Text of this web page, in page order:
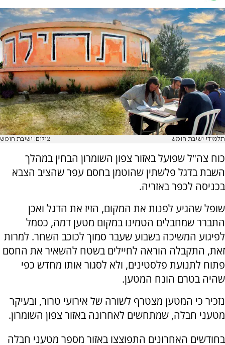
תלמידי ישיבת חומש צילום: ישיבת חומש
כוח צה"ל שפועל באזור צפון השומרון הבחין במהלך
השבת בדגל פלשתין שהוטמן בחסם עפר שהציב הצבא
בכניסה לכפר באזריה.
שופל שהגיע לפנות את המקום, הזיז את הדגל ואכן
התברר שמחבלים הטמינו במקום מטען דמה, כסמל
לפיגוע המשיכה בשבוע שעבר סמוך לכוכב השחר. למרות
זאת, התקבלה הוראה לחיילים בשטח להשאיר את החסם
פתוח לתנועת פלסטינים, ולא לסגור אותו מחדש כפי
שהיה בטרם הונח המטען.
נזכיר כי המטען מצטרף לשורה של אירועי טרור, ובעיקר
מטעני חבלה, שמתחשים לאחרונה באזור צפון השומרון.
בחודשים האחרונים התפוצצו באזור מספר מטעני חבלה